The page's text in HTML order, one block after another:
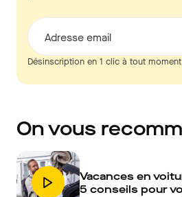
Adresse email
Désinscription en 1 clic à tout
On vous
Vacances en
5 conseils pour